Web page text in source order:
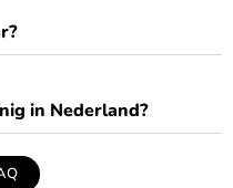
in Nederland?